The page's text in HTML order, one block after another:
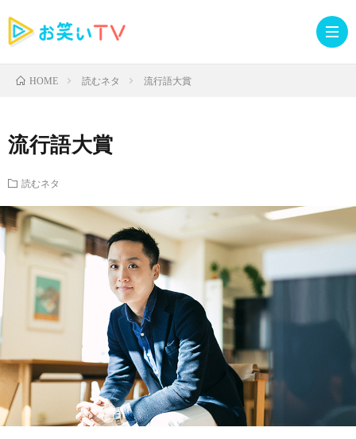
お
イ
レネン
HOME 読むネタ 流行語大賞
流行語大賞
読むネタ